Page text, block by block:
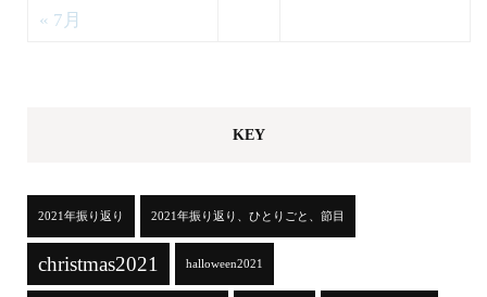
« 7月
KEY
2021年振り返り 2021年振り返り、ひとりごと、節目
christmas2021 halloween2021